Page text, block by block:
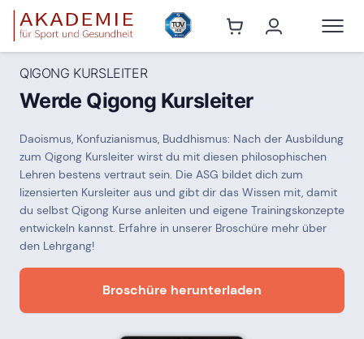
QIGONG KURSLEITER
Werde Qigong Kursleiter
Daoismus, Konfuzianismus, Buddhismus: Nach der Ausbildung
zum Qigong Kursleiter wirst du mit diesen philosophischen
Lehren bestens vertraut sein. Die ASG bildet dich zum
lizensierten Kursleiter aus und gibt dir das Wissen mit, damit
du selbst Qigong Kurse anleiten und eigene Trainingskonzepte
entwickeln kannst. Erfahre in unserer Broschüre mehr über
den Lehrgang!
Broschüre herunterladen